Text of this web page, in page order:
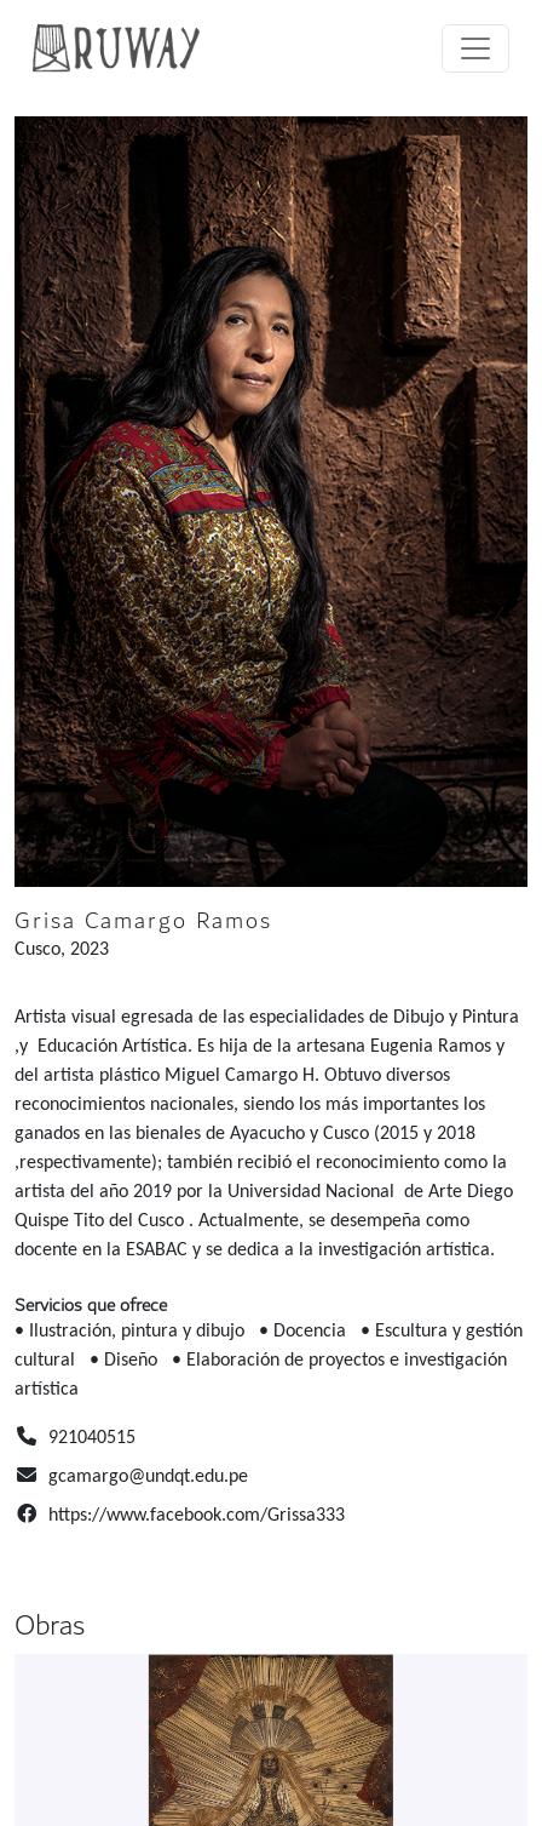
Grisa Camargo Ramos
Cusco, 2023
Artista visual egresada de las especialidades de Dibujo y Pintura
,y Educación Artística. Es hija de la artesana Eugenia Ramos y
del artista plástico Miguel Camargo H. Obtuvo diversos
reconocimientos nacionales, siendo los más importantes los
ganados en las bienales de Ayacucho y Cusco (2015 y 2018
,respectivamente); también recibió el reconocimiento como la
artista del año 2019 por la Universidad Nacional de Arte Diego
Quispe Tito del Cusco . Actualmente, se desempeña como
docente en la ESABAC y se dedica a la investigación artística.
Servicios que ofrece
• Ilustración, pintura y dibujo • Docencia
• Escultura y gestión
cultural
• Diseño
• Elaboración de proyectos e investigación
artística
921040515
gcamargo@undqt.edu.pe
https://www.facebook.com/Grissa333
Obras